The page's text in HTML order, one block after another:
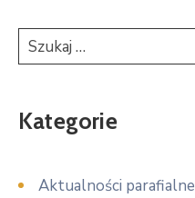
Kategorie
Aktualności parafialne